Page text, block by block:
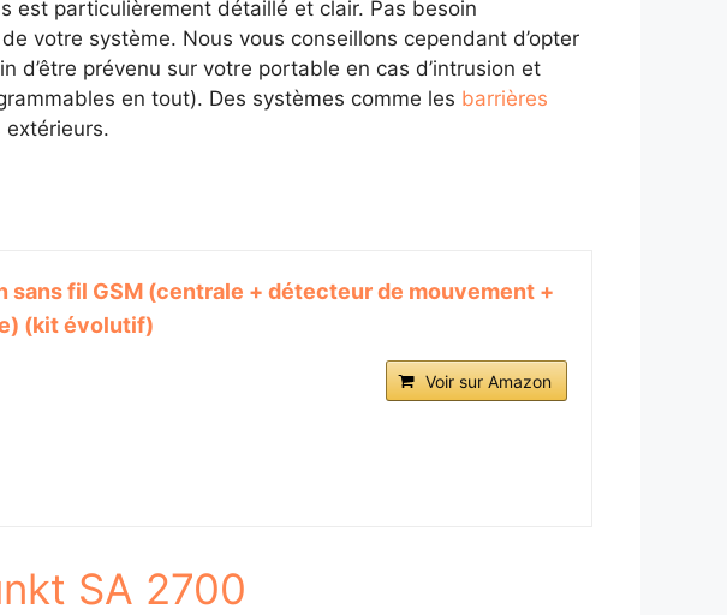
est particulièrement détaillé et clair. Pas besoin
votre système. Nous vous conseillons cependant d’opter
d’être prévenu sur votre portable en cas d’intrusion et
en tout). Des systèmes comme les barrières
extérieurs.
sans fil GSM (centrale + détecteur de mouvement +
(kit évolutif)
Voir sur Amazon
SA 2700